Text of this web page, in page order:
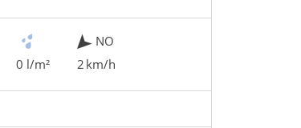
0 l/m²
NO
2 km/h